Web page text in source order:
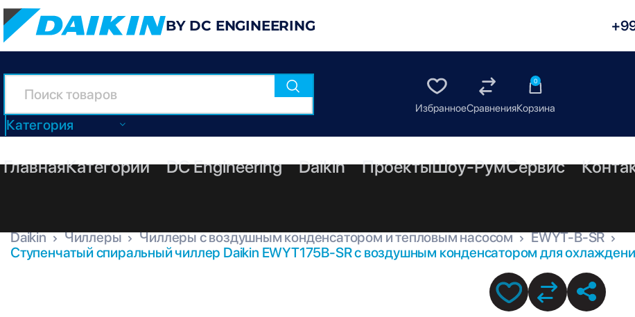
BY DC ENGINEERING
Категория
0
ГлавнаяКатегории DC Engineering Daikin ПроектыШоу-РумСервис
Daikin Чиллеры Чиллеры с воздушным конденсатором и тепловым насосом
EWYT-B-SR
Ступенчатый спиральный чиллер Daikin EWYT175B-SR с воздушным конденсатором для